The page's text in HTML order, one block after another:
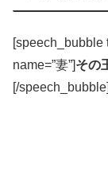
[speech_bubble
name=”妻”]その
[/speech_bubble]